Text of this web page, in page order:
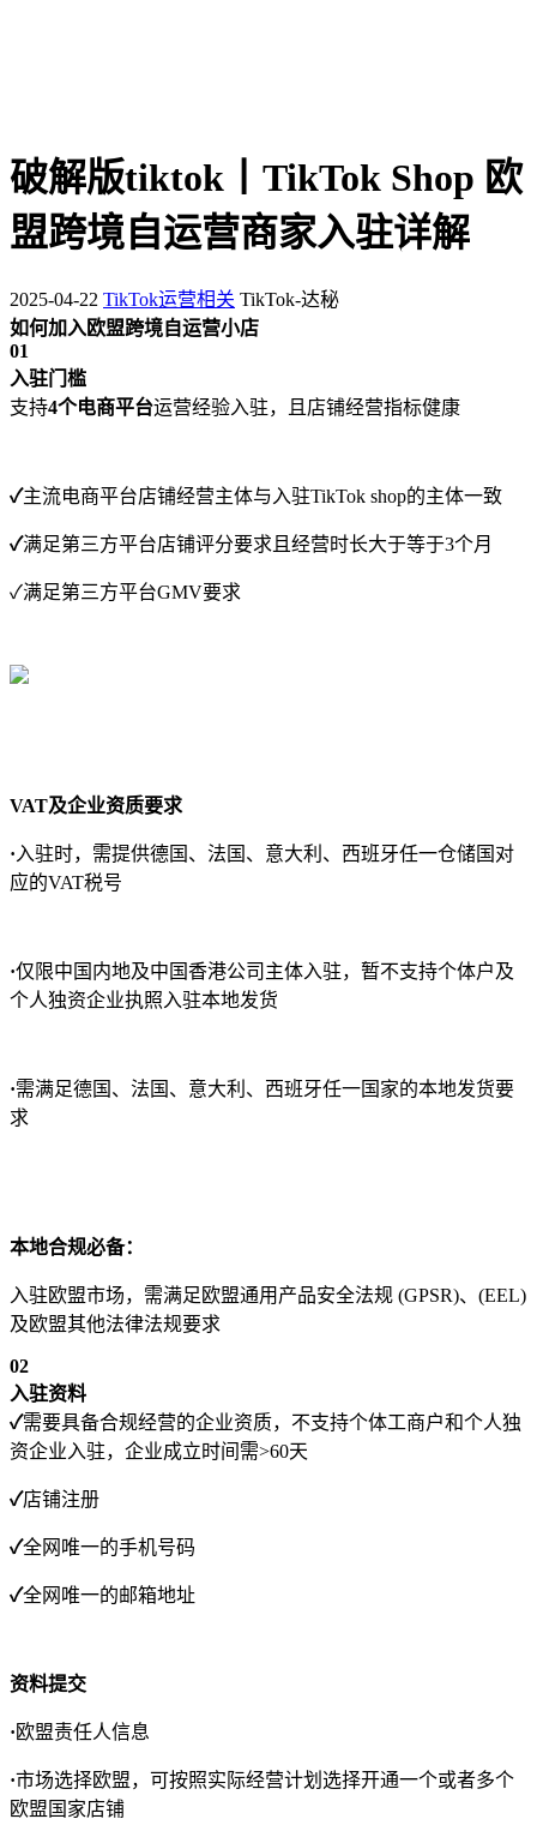
破解版tiktok丨TikTok Shop 欧
盟跨境自运营商家入驻详解
2025-04-22 TikTok运营相关 TikTok-达秘
如何加入欧盟跨境自运营小店
01
入驻门槛
支持4个电商平台运营经验入驻，且店铺经营指标健康
✓主流电商平台店铺经营主体与入驻TikTok shop的主体一致
✓满足第三方平台店铺评分要求且经营时长大于等于3个月
✓满足第三方平台GMV要求
VAT及企业资质要求
· 入驻时，需提供德国、法国、意大利、西班牙任一仓储国对
应的VAT税号
·仅限中国内地及中国香港公司主体入驻，暂不支持个体户及
个人独资企业执照入驻本地发货
·需满足德国、法国、意大利、西班牙任一国家的本地发货要
求
本地合规必备：
入驻欧盟市场，需满足欧盟通用产品安全法规 (GPSR)、(EEL)
及欧盟其他法律法规要求
02
入驻资料
✓需要具备合规经营的企业资质，不支持个体工商户和个人独
资企业入驻，企业成立时间需>60天
✓店铺注册
✓全网唯一的手机号码
✓全网唯一的邮箱地址
资料提交
·欧盟责任人信息
·市场选择欧盟，可按照实际经营计划选择开通一个或者多个
欧盟国家店铺